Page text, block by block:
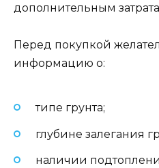
дополнительным
Перед покупкой
информацию о:
типе грунта;
глубине залегания
наличии